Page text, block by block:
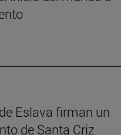
Eslava firman un
de Santa Criz